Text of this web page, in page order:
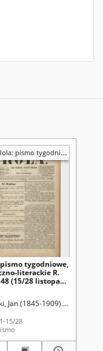
pismo tygodniowe [poświęcone sprawom społecznym, ekonomicznym i literackim]
pismo tygodniowe,
literackie R.
(15/28 listopada
Jan (1845-1909). Red.
15/28